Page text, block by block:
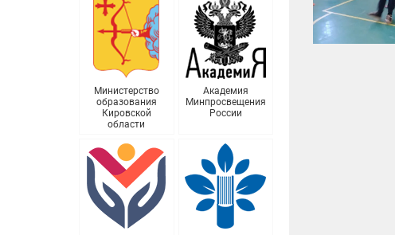
Министерство
образования
Кировской
области
Академия
Минпросвещения
России